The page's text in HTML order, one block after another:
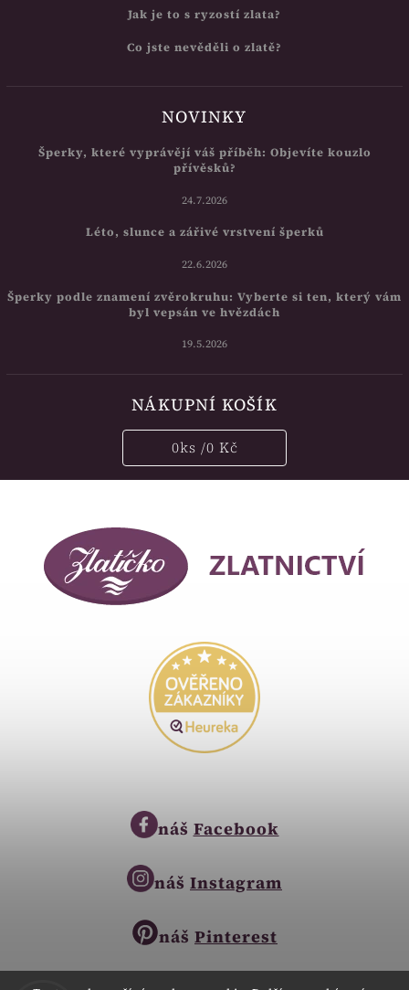
Jak je to s ryzostí zlata?
Co jste nevěděli o zlatě?
NOVINKY
Šperky, které vyprávějí váš příběh: Objevíte kouzlo
přívěsků?
24.7.2026
Léto, slunce a zářivé vrstvení šperků
22.6.2026
Šperky podle znamení zvěrokruhu: Vyberte si ten, který vám
byl vepsán ve hvězdách
19.5.2026
NÁKUPNÍ KOŠÍK
0ks /0 Kč
náš Facebook
náš Instagram
náš Pinterest